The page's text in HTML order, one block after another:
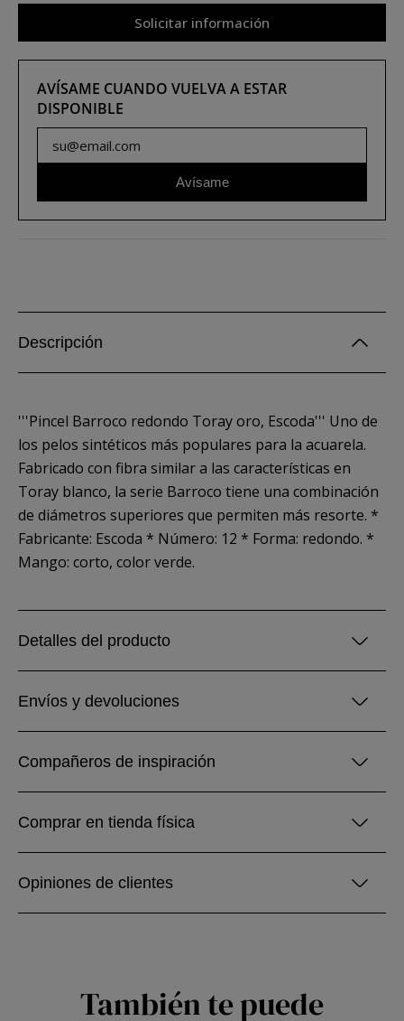
Solicitar información
AVÍSAME CUANDO VUELVA A ESTAR
DISPONIBLE
Avísame
Descripción
'''Pincel Barroco redondo Toray oro, Escoda''' Uno de
los pelos sintéticos más populares para la acuarela.
Fabricado con fibra similar a las características en
Toray blanco, la serie Barroco tiene una combinación
de diámetros superiores que permiten más resorte. *
Fabricante: Escoda * Número: 12 * Forma: redondo. *
Mango: corto, color verde.
Detalles del producto
Envíos y devoluciones
Compañeros de inspiración
Comprar en tienda física
Opiniones de clientes
También te puede